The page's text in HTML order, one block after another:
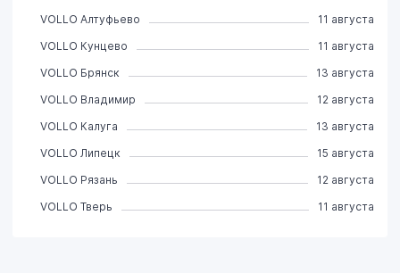
VOLLO Алтуфьево
11 августа
VOLLO Кунцево
11 августа
VOLLO Брянск
13 августа
VOLLO Владимир
12 августа
VOLLO Калуга
13 августа
VOLLO Липецк
15 августа
VOLLO Рязань
12 августа
VOLLO Тверь
11 августа